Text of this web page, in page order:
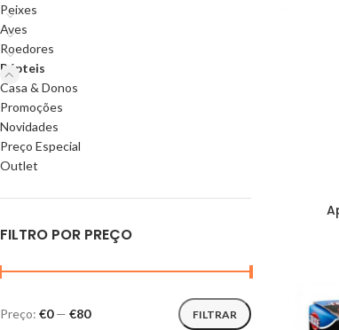
Peixes
Aves
Roedores
Répteis
Casa & Donos
Promoções
Novidades
Preço Especial
Outlet
FILTRO POR PREÇO
FILTRAR
Preço: €0— €80